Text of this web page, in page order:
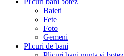
Plicuri bani botez
Baieti
Fete
Foto
Gemeni
Plicuri de bani